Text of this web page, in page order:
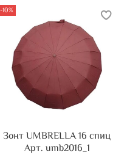
-10%
Зонт UMBRELLA 16 спиц
Арт. umb2016_1